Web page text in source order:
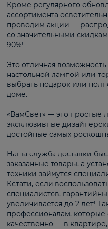
Кроме регулярного
ассортимента
проводим акции —
со значительными
90%!
Это отличная
настольной лампой или
выбрать подарок или
доме.
«ВамСвет» — это простые
эксклюзивные
достойные самых
Наша служба доставки
заказанные товары, а
техники займутся
Кстати, если
специалистов,
увеличивается до 2 лет!
профессионалам, которые
качественно — в